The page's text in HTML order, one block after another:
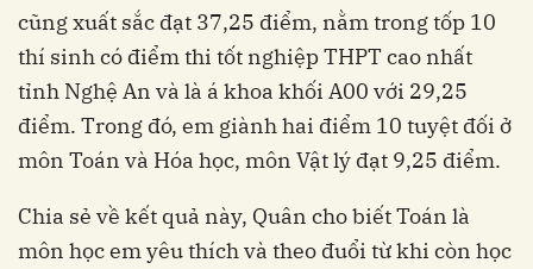
cũng xuất sắc đạt 37,25 điểm, nằm trong tốp 10
thí sinh có điểm thi tốt nghiệp THPT cao nhất
tỉnh Nghệ An và là á khoa khối A00 với 29,25
điểm. Trong đó, em giành hai điểm 10 tuyệt đối ở
môn Toán và Hóa học, môn Vật lý đạt 9,25 điểm.
Chia sẻ về kết quả này, Quân cho biết Toán là
môn học em yêu thích và theo đuổi từ khi còn học